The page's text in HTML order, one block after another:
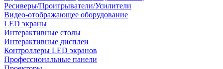
Ресиверы/Проигрыватели/Усилители
Видео-отображающее оборудование
LED экраны
Интерактивные столы
Интерактивные дисплеи
Контроллеры LED экранов
Профессиональные панели